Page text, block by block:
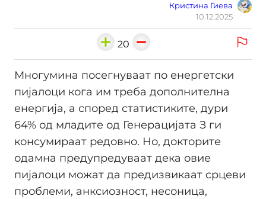
Кристина Гиева
10.12.2025
20
Многумина посегнуваат по енергетски
пијалоци кога им треба дополнителна
енергија, а според статистиките, дури
64% од младите од Генерацијата З ги
консумираат редовно. Но, докторите
одамна предупредуваат дека овие
пијалоци можат да предизвикаат срцеви
проблеми, анксиозност, несоница,